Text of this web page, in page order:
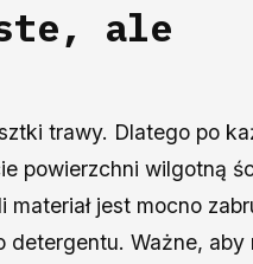
ale
trawy. Dlatego po
powierzchni wilgotną
jest mocno
detergentu. Ważne, aby